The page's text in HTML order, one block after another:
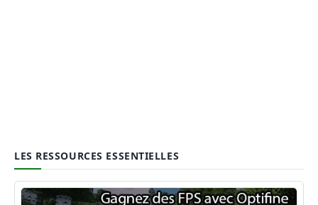
LES RESSOURCES ESSENTIELLES